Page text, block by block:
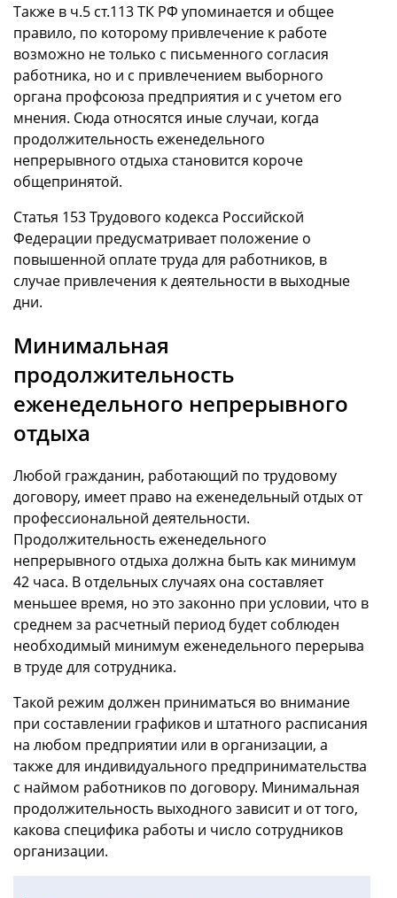
Также в ч.5 ст.113 ТК РФ упоминается и общее
правило, по которому привлечение к работе
возможно не только с письменного согласия
работника, но и с привлечением выборного
органа профсоюза предприятия и с учетом его
мнения. Сюда относятся иные случаи, когда
продолжительность еженедельного
непрерывного отдыха становится короче
общепринятой.
Статья 153 Трудового кодекса Российской
Федерации предусматривает положение о
повышенной оплате труда для работников, в
случае привлечения к деятельности в выходные
дни.
Минимальная
продолжительность
еженедельного непрерывного
отдыха
Любой гражданин, работающий по трудовому
договору, имеет право на еженедельный отдых от
профессиональной деятельности.
Продолжительность еженедельного
непрерывного отдыха должна быть как минимум
42 часа. В отдельных случаях она составляет
меньшее время, но это законно при условии, что в
среднем за расчетный период будет соблюден
необходимый минимум еженедельного перерыва
в труде для сотрудника.
Такой режим должен приниматься во внимание
при составлении графиков и штатного расписания
на любом предприятии или в организации, а
также для индивидуального предпринимательства
с наймом работников по договору. Минимальная
продолжительность выходного зависит и от того,
какова специфика работы и число сотрудников
организации.